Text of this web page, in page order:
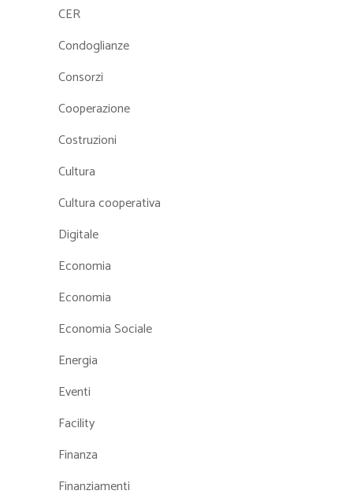
CER
Condoglianze
Consorzi
Cooperazione
Costruzioni
Cultura
Cultura cooperativa
Digitale
Economia
Economia
Economia Sociale
Energia
Eventi
Facility
Finanza
Finanziamenti